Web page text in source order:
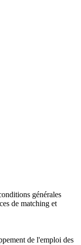
générales
de matching et
de l'emploi des